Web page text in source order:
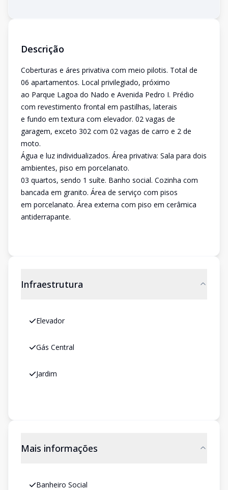
Descrição
Coberturas e áres privativa com meio pilotis. Total de
06 apartamentos. Local privilegiado, próximo
ao Parque Lagoa do Nado e Avenida Pedro I. Prédio
com revestimento frontal em pastilhas, laterais
e fundo em textura com elevador. 02 vagas de
garagem, exceto 302 com 02 vagas de carro e 2 de
moto.
Água e luz individualizados. Área privativa: Sala para dois
ambientes, piso em porcelanato.
03 quartos, sendo 1 suíte. Banho social. Cozinha com
bancada em granito. Área de serviço com pisos
em porcelanato. Área externa com piso em cerâmica
antiderrapante.
Infraestrutura
Elevador
Gás Central
Jardim
Mais informações
Banheiro Social